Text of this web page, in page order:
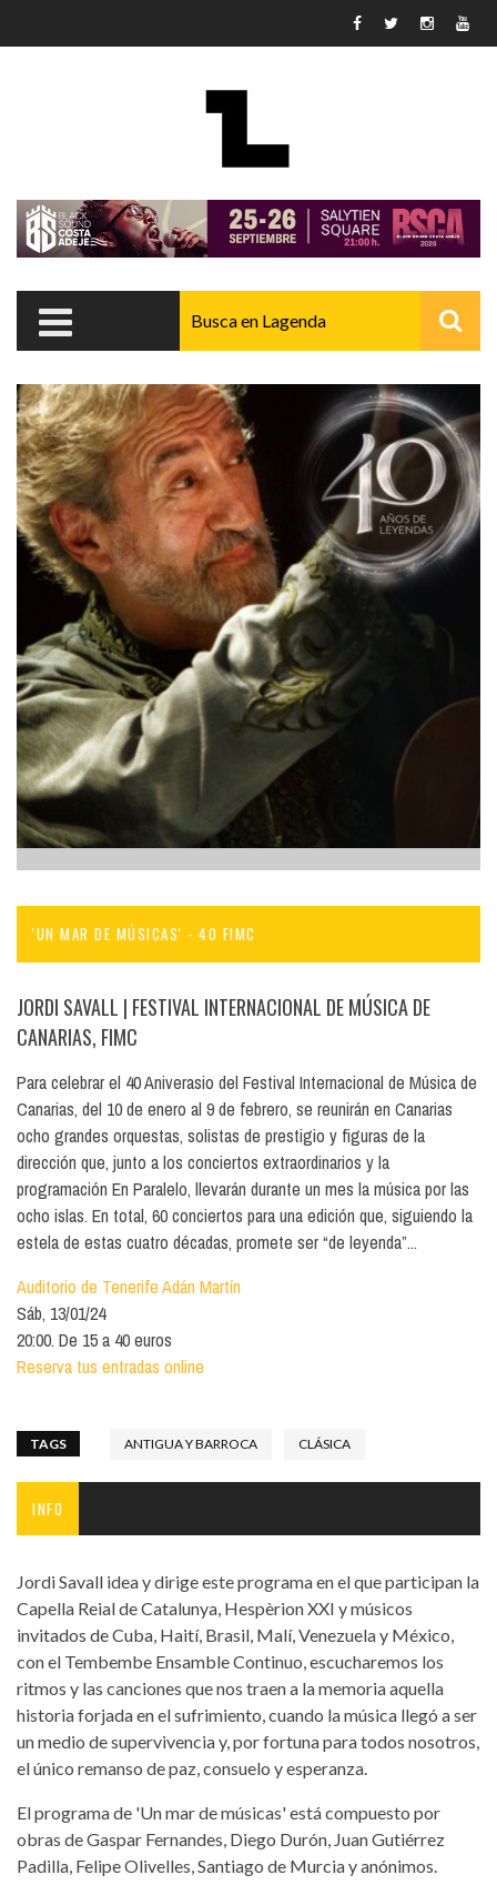
'UN MAR DE MÚSICAS' - 40 FIMC
JORDI SAVALL | FESTIVAL INTERNACIONAL DE MÚSICA DE
CANARIAS, FIMC
Para celebrar el 40 Aniverasio del Festival Internacional de Música de
Canarias, del 10 de enero al 9 de febrero, se reunirán en Canarias
ocho grandes orquestas, solistas de prestigio y figuras de la
dirección que, junto a los conciertos extraordinarios y la
programación En Paralelo, llevarán durante un mes la música por las
ocho islas. En total, 60 conciertos para una edición que, siguiendo la
estela de estas cuatro décadas, promete ser “de leyenda”...
Auditorio de Tenerife Adán Martín
Sáb, 13/01/24
20:00. De 15 a 40 euros
Reserva tus entradas online
TAGS ANTIGUA Y BARROCA CLÁSICA
INFO
Jordi Savall idea y dirige este programa en el que participan la
Capella Reial de Catalunya, Hespèrion XXI y músicos
invitados de Cuba, Haití, Brasil, Malí, Venezuela y México,
con el Tembembe Ensamble Continuo, escucharemos los
ritmos y las canciones que nos traen a la memoria aquella
historia forjada en el sufrimiento, cuando la música llegó a ser
un medio de supervivencia y, por fortuna para todos nosotros,
el único remanso de paz, consuelo y esperanza.
El programa de 'Un mar de músicas' está compuesto por
obras de Gaspar Fernandes, Diego Durón, Juan Gutiérrez
Padilla, Felipe Olivelles, Santiago de Murcia y anónimos.